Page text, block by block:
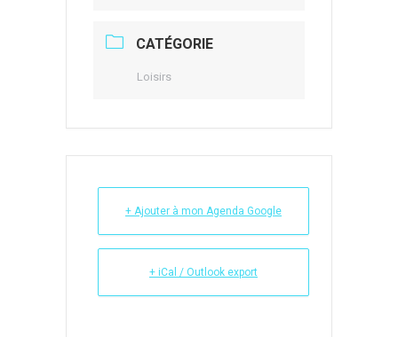
CATÉGORIE
Loisirs
+ Ajouter à mon Agenda Google
+ iCal / Outlook export